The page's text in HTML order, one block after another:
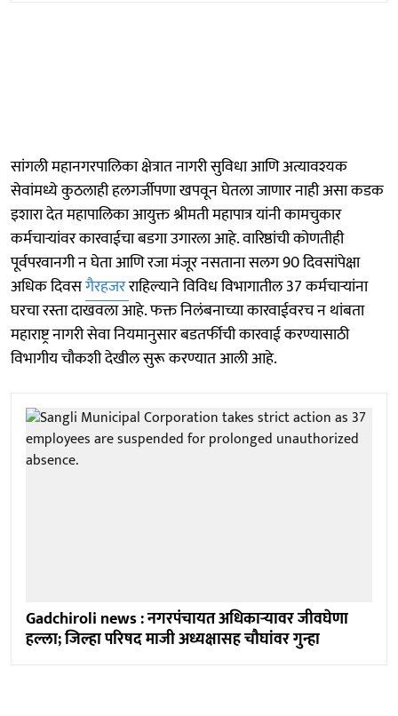
सांगली महानगरपालिका क्षेत्रात नागरी सुविधा आणि अत्यावश्यक
सेवांमध्ये कुठलाही हलगर्जीपणा खपवून घेतला जाणार नाही असा कडक
इशारा देत महापालिका आयुक्त श्रीमती महापात्र यांनी कामचुकार
कर्मचाऱ्यांवर कारवाईचा बडगा उगारला आहे. वारिष्ठांची कोणतीही
पूर्वपरवानगी न घेता आणि रजा मंजूर नसताना सलग 90 दिवसांपेक्षा
अधिक दिवसगैरहजरराहिल्याने विविध विभागातील 37 कर्मचाऱ्यांना
घरचा रस्ता दाखवला आहे. फक्त निलंबनाच्या कारवाईवरच न थांबता
महाराष्ट्र नागरी सेवा नियमानुसार बडतर्फीची कारवाई करण्यासाठी
विभागीय चौकशी देखील सुरू करण्यात आली आहे.
Gadchiroli news : नगरपंचायत अधिकाऱ्यावर जीवघेणा
हल्ला; जिल्हा परिषद माजी अध्यक्षासह चौघांवर गुन्हा